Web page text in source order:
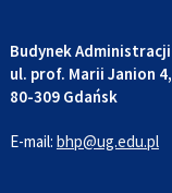
Budynek Administracji
ul. prof. Marii Janion 4,
80-309 Gdańsk
E-mail: bhp@ug.edu.pl